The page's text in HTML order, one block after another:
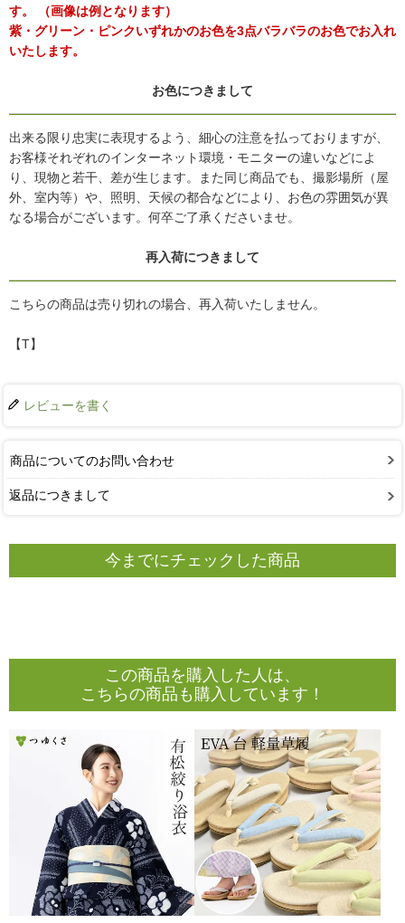
す。 （画像は例となります）
紫・グリーン・ピンクいずれかのお色を3点バラバラのお色でお入れ
いたします。
お色につきまして
出来る限り忠実に表現するよう、細心の注意を払っておりますが、
お客様それぞれのインターネット環境・モニターの違いなどによ
り、現物と若干、差が生じます。また同じ商品でも、撮影場所（屋
外、室内等）や、照明、天候の都合などにより、お色の雰囲気が異
なる場合がございます。何卒ご了承くださいませ。
再入荷につきまして
こちらの商品は売り切れの場合、再入荷いたしません。
【T】
レビューを書く
商品についてのお問い合わせ
返品につきまして
今までにチェックした商品
この商品を購入した人は、
こちらの商品も購入しています！